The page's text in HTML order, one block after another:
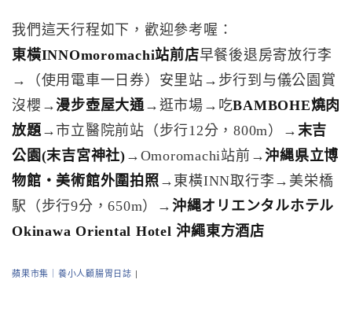
我們這天行程如下，歡迎參考喔：
東橫INNOmoromachi站前店早餐後退房寄放行李
→（使用電車一日券）安里站→步行到与儀公園賞
沒櫻→漫步壺屋大通→逛市場→吃BAMBOHE燒肉
放題→市立醫院前站（步行12分，800m）→ 末吉
公園(末吉宮神社) →Omoromachi站前→沖縄県立博
物館・美術館外圍拍照 →東橫INN取行李→美栄橋
駅（步行9分，650m）→ 沖縄オリエンタルホテル
Okinawa Oriental Hotel 沖繩東方酒店
蘋果市集｜養小人顧腸胃日誌